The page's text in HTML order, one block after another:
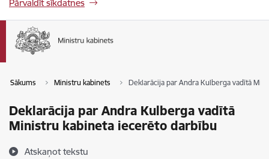
Pārvaldīt sīkdatnes
Sākums Ministru kabinets Deklarācija par Andra Kulberga vadītā
Deklarācija par Andra Kulberga vadītā
Ministru kabineta iecerēto darbību
Atskaņot tekstu